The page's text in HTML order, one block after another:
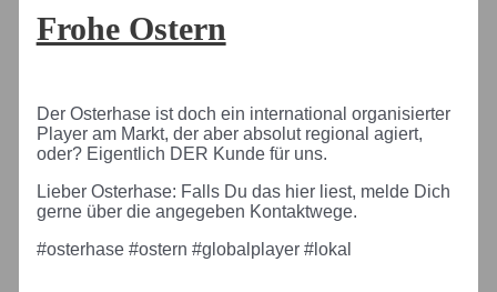
Frohe Ostern
Der Osterhase ist doch ein international organisierter
Player am Markt, der aber absolut regional agiert,
oder? Eigentlich DER Kunde für uns.
Lieber Osterhase: Falls Du das hier liest, melde Dich
gerne über die angegeben Kontaktwege.
#osterhase #ostern #globalplayer #lokal